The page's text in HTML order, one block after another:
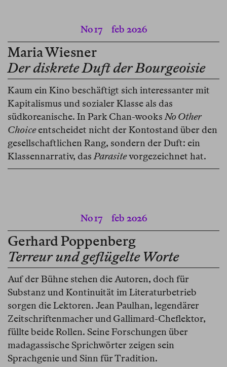
No 17feb 2026
Maria Wiesner
Der diskrete Duft der Bourgeoisie
Kaum ein Kino beschäftigt sich interessanter mit
Kapitalismus und sozialer Klasse als das
südkoreanische. In Park Chan-wooksNo Other
Choiceentscheidet nicht der Kontostand über den
gesellschaftlichen Rang, sondern der Duft: ein
Klassennarrativ, dasParasitevorgezeichnet hat.
No 17feb 2026
Gerhard Poppenberg
Terreur und geflügelte Worte
Auf der Bühne stehen die Autoren, doch für
Substanz und Kontinuität im Literaturbetrieb
sorgen die Lektoren. Jean Paulhan, legendärer
Zeitschriftenmacher und Gallimard-Cheflektor,
füllte beide Rollen. Seine Forschungen über
madagassische Sprichwörter zeigen sein
Sprachgenie und Sinn für Tradition.